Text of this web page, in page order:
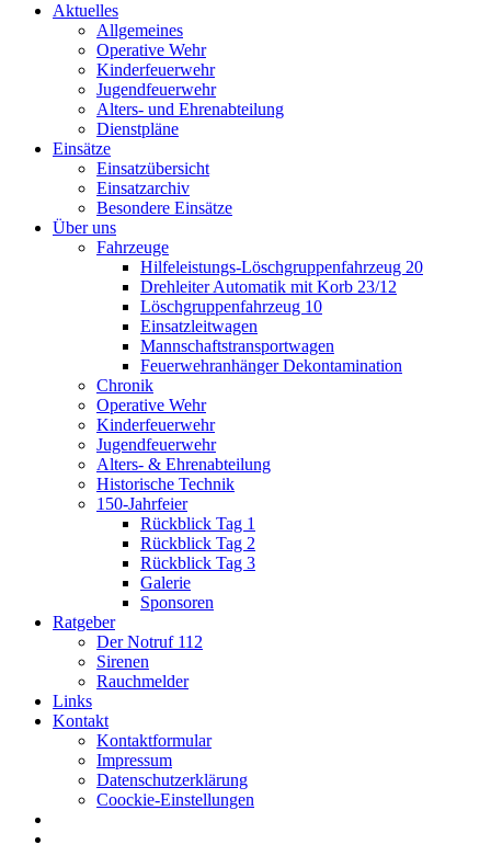
Aktuelles
Allgemeines
Operative Wehr
Kinderfeuerwehr
Jugendfeuerwehr
Alters- und Ehrenabteilung
Dienstpläne
Einsätze
Einsatzübersicht
Einsatzarchiv
Besondere Einsätze
Über uns
Fahrzeuge
Hilfeleistungs-Löschgruppenfahrzeug 20
Drehleiter Automatik mit Korb 23/12
Löschgruppenfahrzeug 10
Einsatzleitwagen
Mannschaftstransportwagen
Feuerwehranhänger Dekontamination
Chronik
Operative Wehr
Kinderfeuerwehr
Jugendfeuerwehr
Alters- & Ehrenabteilung
Historische Technik
150-Jahrfeier
Rückblick Tag 1
Rückblick Tag 2
Rückblick Tag 3
Galerie
Sponsoren
Ratgeber
Der Notruf 112
Sirenen
Rauchmelder
Links
Kontakt
Kontaktformular
Impressum
Datenschutzerklärung
Coockie-Einstellungen